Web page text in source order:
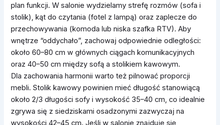
plan funkcji. W salonie wydzielamy strefę rozmów (sofa i
stolik), kąt do czytania (fotel z lampą) oraz zaplecze do
przechowywania (komoda lub niska szafka RTV). Aby
wnętrze “oddychało”, zachowaj odpowiednie odległości:
około 60–80 cm w głównych ciągach komunikacyjnych
oraz 40–50 cm między sofą a stolikiem kawowym.
Dla zachowania harmonii warto też pilnować proporcji
mebli. Stolik kawowy powinien mieć długość stanowiącą
około 2/3 długości sofy i wysokość 35–40 cm, co idealnie
zgrywa się z siedziskami osadzonymi zazwyczaj na
wysokości 42–45 cm. Jeśli w salonie znajduje się